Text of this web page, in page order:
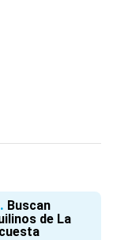
Buscan
de La